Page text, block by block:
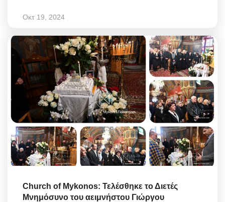
Οκτ 19, 2024
Church of Mykonos: Τελέσθηκε το Διετές
Μνημόσυνο του αειμνήστου Γιώργου